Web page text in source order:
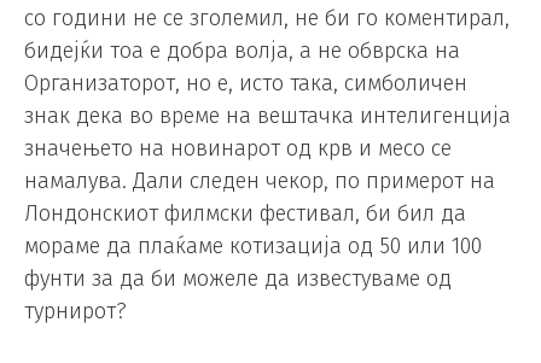
со години не се зголемил, не би го коментирал,
бидејќи тоа е добра волја, а не обврска на
Организаторот, но е, исто така, симболичен
знак дека во време на вештачка интелигенција
значењето на новинарот од крв и месо се
намалува. Дали следен чекор, по примерот на
Лондонскиот филмски фестивал, би бил да
мораме да плаќаме котизација од 50 или 100
фунти за да би можеле да известуваме од
турнирот?